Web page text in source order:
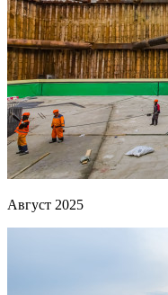
Август 2025